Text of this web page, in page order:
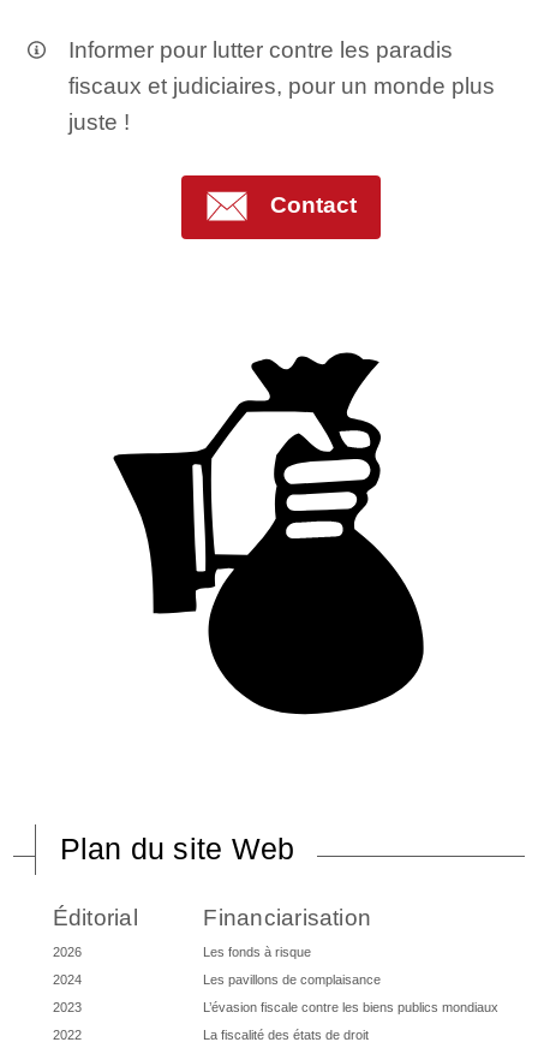
Informer pour lutter contre les paradis
fiscaux et judiciaires, pour un monde plus
juste !
Contact
Plan du site Web
Éditorial
2026
2024
2023
2022
Financiarisation
Les fonds à risque
Les pavillons de complaisance
L’évasion fiscale contre les biens publics mondiaux
La fiscalité des états de droit